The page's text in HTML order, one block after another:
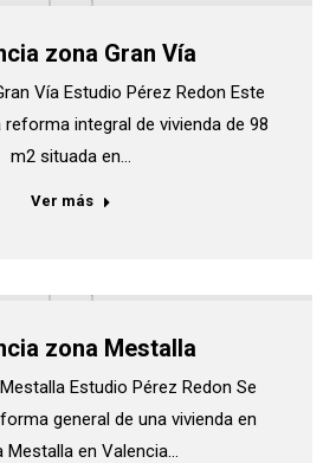
zona Gran Vía
Vía Estudio Pérez Redon Este
integral de vivienda de 98
m2 situada en…
Ver más
zona Mestalla
Estudio Pérez Redon Se
general de una vivienda en
Mestalla en Valencia…